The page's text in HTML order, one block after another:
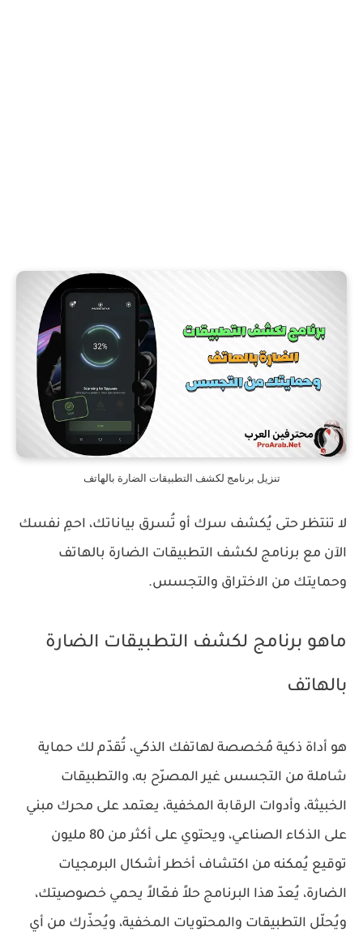
تنزيل برنامج لكشف التطبيقات الضارة بالهاتف
لا تنتظر حتى يُكشف سرك أو تُسرق بياناتك، احمِ نفسك
الآن مع برنامج لكشف التطبيقات الضارة بالهاتف
وحمايتك من الاختراق والتجسس.
ماهو برنامج لكشف التطبيقات الضارة
بالهاتف
هو أداة ذكية مُخصصة لهاتفك الذكي، تُقدّم لك حماية
شاملة من التجسس غير المصرّح به، والتطبيقات
الخبيثة، وأدوات الرقابة المخفية، يعتمد على محرك مبني
على الذكاء الصناعي، ويحتوي على أكثر من 80 مليون
توقيع يُمكنه من اكتشاف أخطر أشكال البرمجيات
الضارة، يُعدّ هذا البرنامج حلاً فعّالاً يحمي خصوصيتك،
ويُحلّل التطبيقات والمحتويات المخفية، ويُحذّرك من أي